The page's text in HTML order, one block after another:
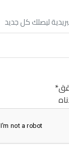
ليصلك كل جديد
اضافة للسلة